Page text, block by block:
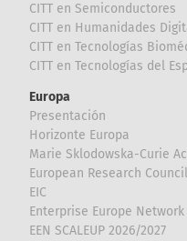
CITT en Semiconductores
CITT en Humanidades
CITT en Tecnologías
CITT en Tecnologías del
Europa
Presentación
Horizonte Europa
Marie Sklodowska-Curie
European Research Council
EIC
Enterprise Europe Network
EEN SCALEUP 2026/2027